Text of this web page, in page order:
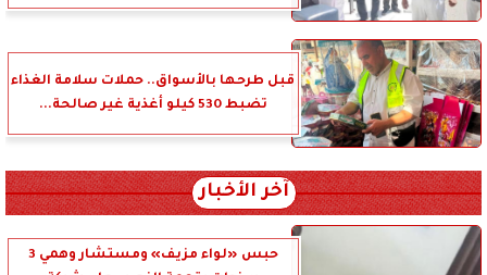
قبل طرحها بالأسواق.. حملات سلامة الغذاء
تضبط 530 كيلو أغذية غير صالحة...
آخر الأخبار
حبس «لواء مزيف» ومستشار وهمي 3